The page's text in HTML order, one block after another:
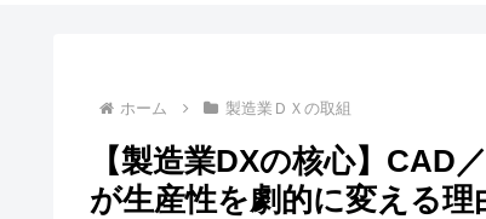
ホーム 製造業ＤＸの取組
【製造業DXの核心】CAD
が生産性を劇的に変える理